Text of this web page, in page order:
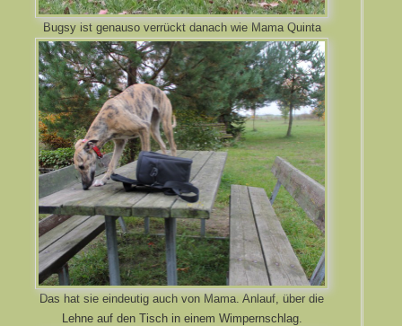
Bugsy ist genauso verrückt danach wie Mama Quinta
Das hat sie eindeutig auch von Mama. Anlauf, über die
Lehne auf den Tisch in einem Wimpernschlag.